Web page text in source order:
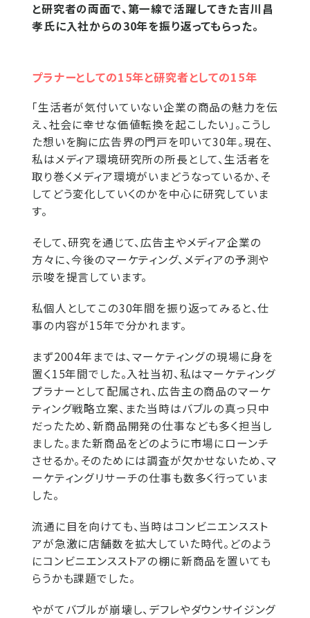
と研究者の両面で、第一線で活躍してきた吉川昌
孝氏に入社からの30年を振り返ってもらった。
プラナーとしての15年と研究者としての15年
「生活者が気付いていない企業の商品の魅力を伝
え、社会に幸せな価値転換を起こしたい」。こうし
た想いを胸に広告界の門戸を叩いて30年。現在、
私はメディア環境研究所の所長として、生活者を
取り巻くメディア環境がいまどうなっているか、そ
してどう変化していくのかを中心に研究していま
す。
そして、研究を通じて、広告主やメディア企業の
方々に、今後のマーケティング、メディアの予測や
示唆を提言しています。
私個人としてこの30年間を振り返ってみると、仕
事の内容が15年で分かれます。
まず2004年までは、マーケティングの現場に身を
置く15年間でした。入社当初、私はマーケティング
プラナーとして配属され、広告主の商品のマーケ
ティング戦略立案、また当時はバブルの真っ只中
だったため、新商品開発の仕事なども多く担当し
ました。また新商品をどのように市場にローンチ
させるか。そのためには調査が欠かせないため、マ
ーケティングリサーチの仕事も数多く行っていま
した。
流通に目を向けても、当時はコンビニエンススト
アが急激に店舗数を拡大していた時代。どのよう
にコンビニエンスストアの棚に新商品を置いても
らうかも課題でした。
やがてバブルが崩壊し、デフレやダウンサイジング